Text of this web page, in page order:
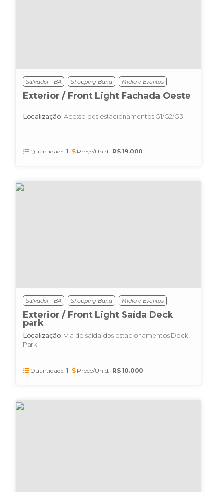
Salvador - BA Shopping Barra Mídia e Eventos
Exterior / Front Light Fachada Oeste
Localização: Acesso dos estacionamentos G1/G2/G3
Quantidade: 1 Preço/Unid.: R$ 19.000
Salvador - BA Shopping Barra Mídia e Eventos
Exterior / Front Light Saída Deck
park
Localização: Via de saída dos estacionamentos Deck
Park
Quantidade: 1 Preço/Unid.: R$ 10.000